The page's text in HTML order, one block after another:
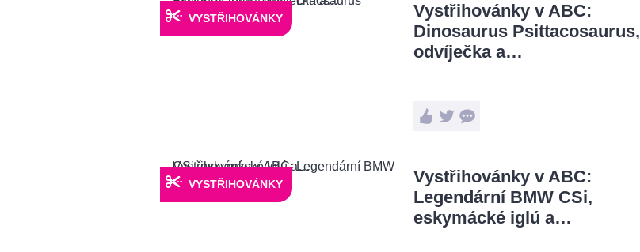
Vystřihovánky v ABC:
Dinosaurus Psittacosaurus,
odvíječka a…
VYSTŘIHOVÁNKY
Vystřihovánky v ABC:
Legendární BMW CSi,
eskymácké iglú a…
VYSTŘIHOVÁNKY